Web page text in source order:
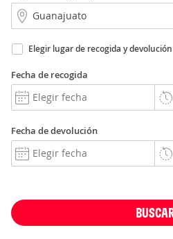
Elegir lugar de recogida y
Fecha de recogida
Fecha de devolución